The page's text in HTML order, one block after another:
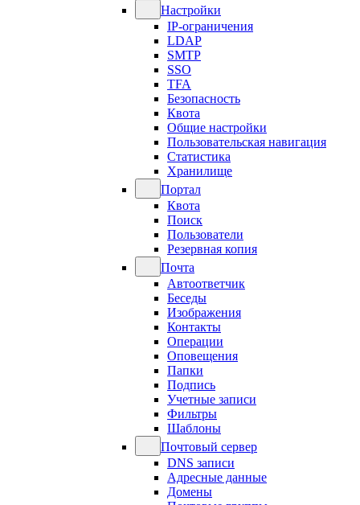
Настройки
IP-ограничения
LDAP
SMTP
SSO
TFA
Безопасность
Квота
Общие настройки
Пользовательская навигация
Статистика
Хранилище
Портал
Квота
Поиск
Пользователи
Резервная копия
Почта
Автоответчик
Беседы
Изображения
Контакты
Операции
Оповещения
Папки
Подпись
Учетные записи
Фильтры
Шаблоны
Почтовый сервер
DNS записи
Адресные данные
Домены